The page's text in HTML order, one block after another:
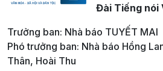
Đài Tiếng nói
Trưởng ban: Nhà báo TUYẾT MAI
Phó trưởng ban: Nhà báo Hồng
Thân, Hoài Thu